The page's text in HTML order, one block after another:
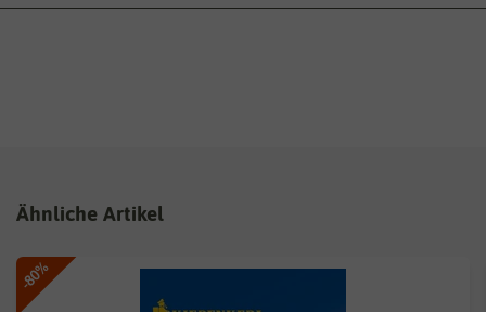
Ähnliche Artikel
-80%